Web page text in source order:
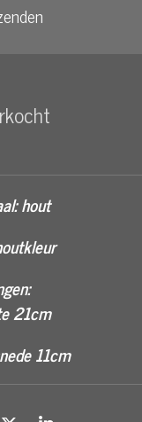
hout
21cm
11cm